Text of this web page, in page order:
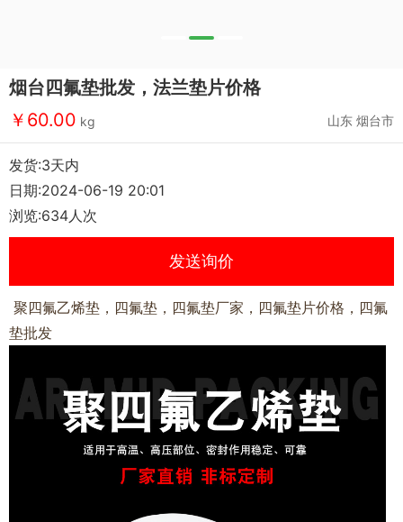
烟台四氟垫批发，法兰垫片价格
￥60.00 kg 山东 烟台市
发货:3天内
日期:2024-06-19 20:01
浏览:634人次
发送询价
聚四氟乙烯垫，四氟垫，四氟垫厂家，四氟垫片价格，四氟
垫批发